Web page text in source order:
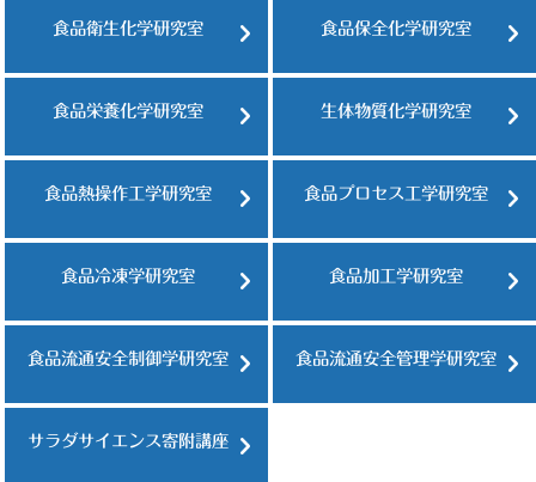
食品衛生化学研究室 食品保全化学研究室
食品栄養化学研究室 生体物質化学研究室
食品熱操作工学研究室 食品プロセス工学研究室
食品冷凍学研究室 食品加工学研究室
食品流通安全制御学研究室 食品流通安全管理学研究室
サラダサイエンス寄附講座